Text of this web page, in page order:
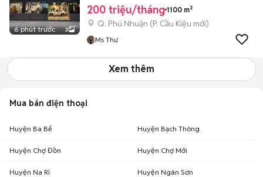
6 phút trước 3
200 triệu/tháng 1100 m²
Q. Phú Nhuận (P. Cầu Kiệu mới)
Ms Thư
Xem thêm
Mua bán điện thoại
Huyện Ba Bể Huyện Bạch Thông
Huyện Chợ Đồn Huyện Chợ Mới
Huyện Na Rì Huyện Ngân Sơn